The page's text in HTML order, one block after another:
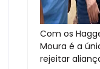
Com os
Moura é a
rejeitar